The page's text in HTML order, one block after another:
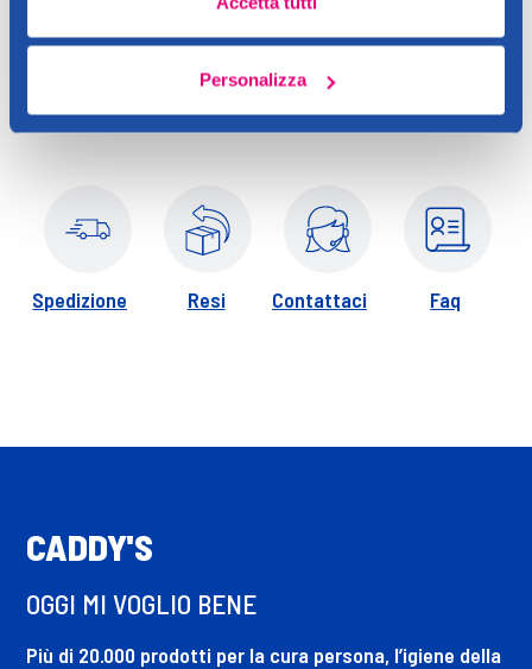
Personalizza
Applicare direttamente con l'applicatore a spugna, sfumare
delicatamente intorno agli occhi o sulle aree da correggere.
Ideale per un uso quotidiano.
Spedizione Resi Contattaci Faq
CADDY'S
OGGI MI VOGLIO BENE
Più di 20.000 prodotti per la cura persona, l’igiene della